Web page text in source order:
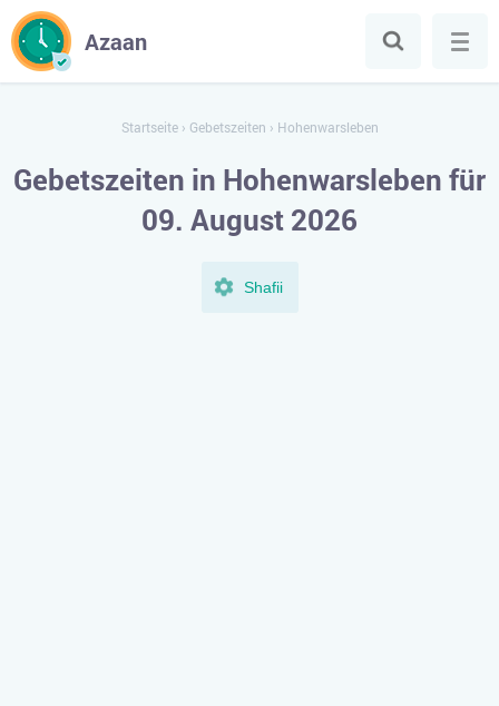
Azaan
Startseite› Gebetszeiten › Hohenwarsleben
Gebetszeiten in Hohenwarsleben für
09. August 2026
Shafii